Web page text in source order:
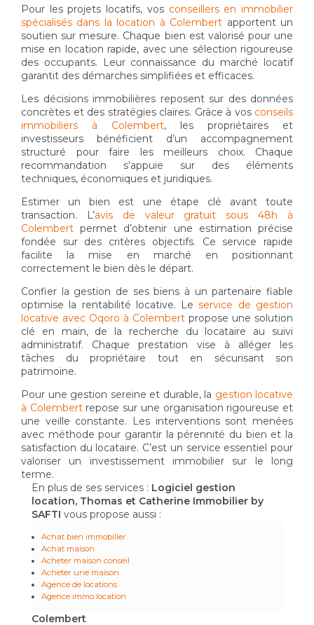
Pour les projets locatifs, vos conseillers en immobilier
spécialisés dans la location à Colembert apportent un
soutien sur mesure. Chaque bien est valorisé pour une
mise en location rapide, avec une sélection rigoureuse
des occupants. Leur connaissance du marché locatif
garantit des démarches simplifiées et efficaces.
Les décisions immobilières reposent sur des données
concrètes et des stratégies claires. Grâce à vos conseils
immobiliers à Colembert, les propriétaires et
investisseurs bénéficient d’un accompagnement
structuré pour faire les meilleurs choix. Chaque
recommandation s’appuie sur des éléments
techniques, économiques et juridiques.
Estimer un bien est une étape clé avant toute
transaction. L’avis de valeur gratuit sous 48h à
Colembert permet d’obtenir une estimation précise
fondée sur des critères objectifs. Ce service rapide
facilite la mise en marché en positionnant
correctement le bien dès le départ.
Confier la gestion de ses biens à un partenaire fiable
optimise la rentabilité locative. Leservice de gestion
locative avec Oqoro à Colembert propose une solution
clé en main, de la recherche du locataire au suivi
administratif. Chaque prestation vise à alléger les
tâches du propriétaire tout en sécurisant son
patrimoine.
Pour une gestion sereine et durable, la gestion locative
à Colembertrepose sur une organisation rigoureuse et
une veille constante. Les interventions sont menées
avec méthode pour garantir la pérennité du bien et la
satisfaction du locataire. C’est un service essentiel pour
valoriser un investissement immobilier sur le long
terme.
En plus de ses services : Logiciel gestion
location, Thomas et Catherine Immobilier by
SAFTI vous propose aussi :
Achat bien immobilier
Achat maison
Acheter maison conseil
Acheter une maison
Agence de locations
Agence immo location
Colembert